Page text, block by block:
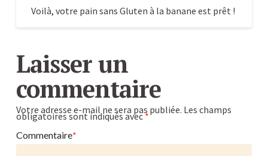
Voilà, votre pain sans Gluten à la banane est prêt !
Pain
sans
Gluten
à
la
banane
:
Laisser un
commentaire
Votre adresse e-mail ne sera pas publiée. Les champs
obligatoires sont indiqués avec*
Commentaire*